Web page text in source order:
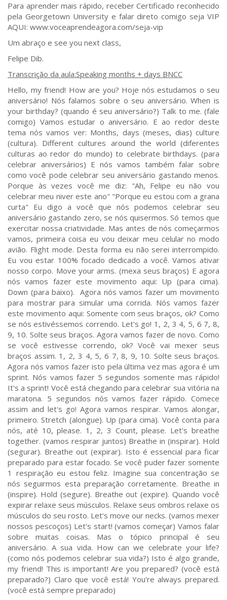
Para aprender mais rápido, receber Certificado reconhecido
pela Georgetown University e falar direto comigo seja VIP
AQUI: www.voceaprendeagora.com/seja-vip
Um abraço e see you next class,
Felipe Dib.
Transcrição da aula:Speaking months + days BNCC
Hello, my friend! How are you? Hoje nós estudamos o seu
aniversário! Nós falamos sobre o seu aniversário. When is
your birthday? (quando é seu aniversário?) Talk to me. (fale
comigo) Vamos estudar o aniversário. E ao redor deste
tema nós vamos ver: Months, days (meses, dias) culture
(cultura). Different cultures around the world (diferentes
culturas ao redor do mundo) to celebrate birthdays. (para
celebrar aniversários) E nós vamos também falar sobre
como você pode celebrar seu aniversário gastando menos.
Porque às vezes você me diz: "Ah, Felipe eu não vou
celebrar meu niver este ano" "Porque eu estou com a grana
curta" Eu digo a você que nós podemos celebrar seu
aniversário gastando zero, se nós quisermos. Só temos que
exercitar nossa criatividade. Mas antes de nós começarmos
vamos, primeira coisa eu vou deixar meu celular no modo
avião. Flight mode. Desta forma eu não serei interrompido.
Eu vou estar 100% focado dedicado a você. Vamos ativar
nosso corpo. Move your arms. (mexa seus braços) E agora
nós vamos fazer este movimento aqui: Up (para cima).
Down (para baixo). Agora nós vamos fazer um movimento
para mostrar para simular uma corrida. Nós vamos fazer
este movimento aqui: Somente com seus braços, ok? Como
se nós estivéssemos correndo. Let's go! 1, 2, 3 4, 5, 6 7, 8,
9, 10. Solte seus braços. Agora vamos fazer de novo. Como
se você estivesse correndo, ok? Você vai mexer seus
braços assim. 1, 2, 3 4, 5, 6 7, 8, 9, 10. Solte seus braços.
Agora nós vamos fazer isto pela última vez mas agora é um
sprint. Nós vamos fazer 5 segundos somente mas rápido!
It's a sprint! Você está chegando para celebrar sua vitória na
maratona. 5 segundos nós vamos fazer rápido. Comece
assim and let's go! Agora vamos respirar. Vamos alongar,
primeiro. Stretch (alongue). Up (para cima). Você conta para
nós, até 10, please. 1, 2, 3 Count, please. Let's breathe
together. (vamos respirar juntos) Breathe in (inspirar). Hold
(segurar). Breathe out (expirar). Isto é essencial para ficar
preparado para estar focado. Se você puder fazer somente
1 respiração eu estou feliz. Imagine sua concentração se
nós seguirmos esta preparação corretamente. Breathe in
(inspire). Hold (segure). Breathe out (expire). Quando você
expirar relaxe seus músculos. Relaxe seus ombros relaxe os
músculos do seu rosto. Let's move our necks. (vamos mexer
nossos pescoços) Let's start! (vamos começar) Vamos falar
sobre muitas coisas. Mas o tópico principal é seu
aniversário. A sua vida. How can we celebrate your life?
(como nós podemos celebrar sua vida?) Isto é algo grande,
my friend! This is important! Are you prepared? (você está
preparado?) Claro que você está! You're always prepared.
(você está sempre preparado)